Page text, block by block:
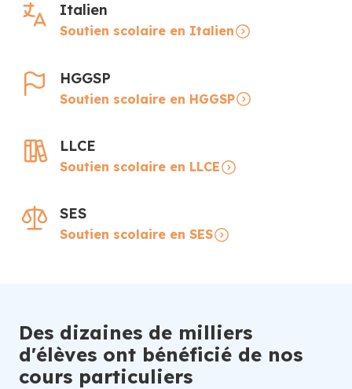
Italien
Soutien scolaire en Italien
HGGSP
Soutien scolaire en HGGSP
LLCE
Soutien scolaire en LLCE
SES
Soutien scolaire en SES
Des dizaines de milliers
d'élèves ont bénéficié de nos
cours particuliers